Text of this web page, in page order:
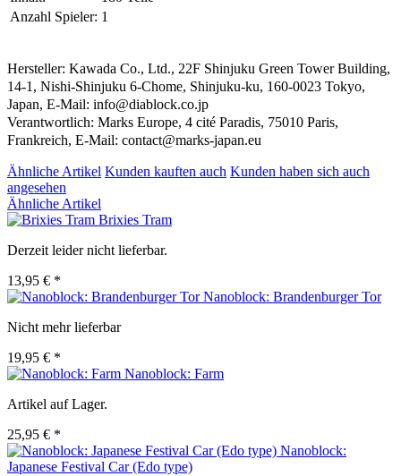
Anzahl Spieler: 1
Hersteller: Kawada Co., Ltd., 22F Shinjuku Green Tower Building,
14-1, Nishi-Shinjuku 6-Chome, Shinjuku-ku, 160-0023 Tokyo,
Japan, E-Mail: info@diablock.co.jp
Verantwortlich: Marks Europe, 4 cité Paradis, 75010 Paris,
Frankreich, E-Mail: contact@marks-japan.eu
Ähnliche Artikel Kunden kauften auch Kunden haben sich auch
angesehen
Ähnliche Artikel
Brixies Tram
Derzeit leider nicht lieferbar.
13,95 € *
Nanoblock: Brandenburger Tor
Nicht mehr lieferbar
19,95 € *
Nanoblock: Farm
Artikel auf Lager.
25,95 € *
Nanoblock:
Japanese Festival Car (Edo type)